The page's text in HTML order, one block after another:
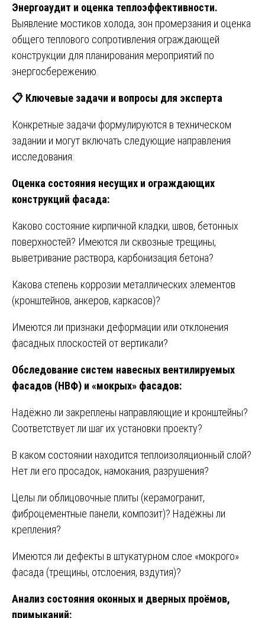
Энергоаудит и оценка теплоэффективности.
Выявление мостиков холода, зон промерзания и оценка
общего теплового сопротивления ограждающей
конструкции для планирования мероприятий по
энергосбережению.
📋 Ключевые задачи и вопросы для эксперта
Конкретные задачи формулируются в техническом
задании и могут включать следующие направления
исследования:
Оценка состояния несущих и ограждающих
конструкций фасада:
Каково состояние кирпичной кладки, швов, бетонных
поверхностей? Имеются ли сквозные трещины,
выветривание раствора, карбонизация бетона?
Какова степень коррозии металлических элементов
(кронштейнов, анкеров, каркасов)?
Имеются ли признаки деформации или отклонения
фасадных плоскостей от вертикали?
Обследование систем навесных вентилируемых
фасадов (НВФ) и «мокрых» фасадов:
Надёжно ли закреплены направляющие и кронштейны?
Соответствует ли шаг их установки проекту?
В каком состоянии находится теплоизоляционный слой?
Нет ли его просадок, намокания, разрушения?
Целы ли облицовочные плиты (керамогранит,
фиброцементные панели, композит)? Надёжны ли
крепления?
Имеются ли дефекты в штукатурном слое «мокрого»
фасада (трещины, отслоения, вздутия)?
Анализ состояния оконных и дверных проёмов,
примыканий: